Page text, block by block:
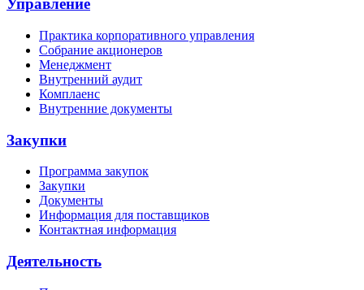
Управление
Практика корпоративного управления
Собрание акционеров
Менеджмент
Внутренний аудит
Комплаенс
Внутренние документы
Закупки
Программа закупок
Закупки
Документы
Информация для поставщиков
Контактная информация
Деятельность